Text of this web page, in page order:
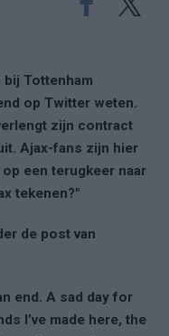
Tottenham
op Twitter weten.
zijn contract
Ajax-fans zijn hier
een terugkeer naar
tekenen?"
de post van
end. A sad day for
I’ve made here, the